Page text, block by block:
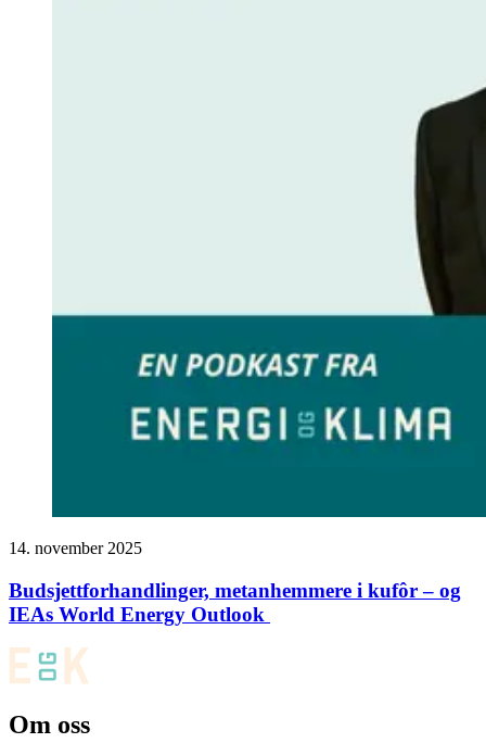
14. november 2025
Budsjett­forhandlinger, metanhemmere i kufôr – og
IEAs World Energy Outlook
Om oss